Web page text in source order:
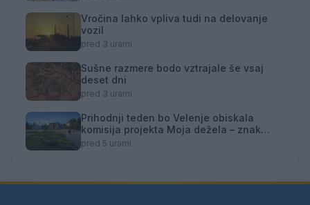
Vročina lahko vpliva tudi na delovanje
vozil
pred 3 urami
Sušne razmere bodo vztrajale še vsaj
deset dni
pred 3 urami
Prihodnji teden bo Velenje obiskala
komisija projekta Moja dežela – znak
gostoljubnosti
pred 5 urami